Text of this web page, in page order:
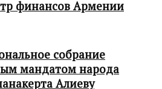
финансов Армении
собрание
мандатом народа
Алиеву